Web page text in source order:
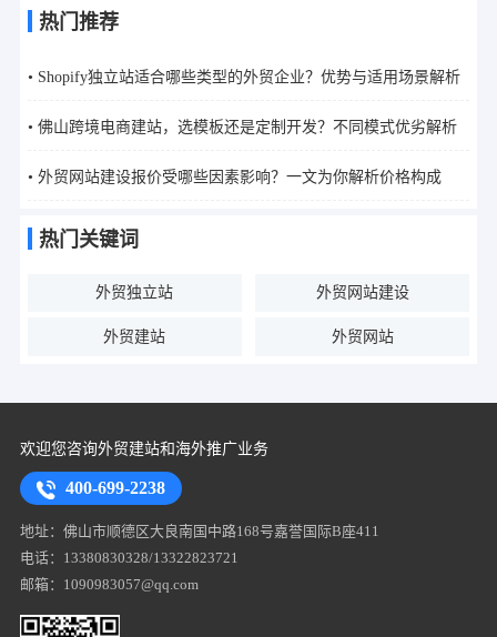
热门推荐
• Shopify独立站适合哪些类型的外贸企业？优势与适用场景解析
• 佛山跨境电商建站，选模板还是定制开发？不同模式优劣解析
• 外贸网站建设报价受哪些因素影响？一文为你解析价格构成
热门关键词
外贸独立站 外贸网站建设
外贸建站 外贸网站
欢迎您咨询外贸建站和海外推广业务
400-699-2238
地址：佛山市顺德区大良南国中路168号嘉誉国际B座411
电话：13380830328/13322823721
邮箱：1090983057@qq.com